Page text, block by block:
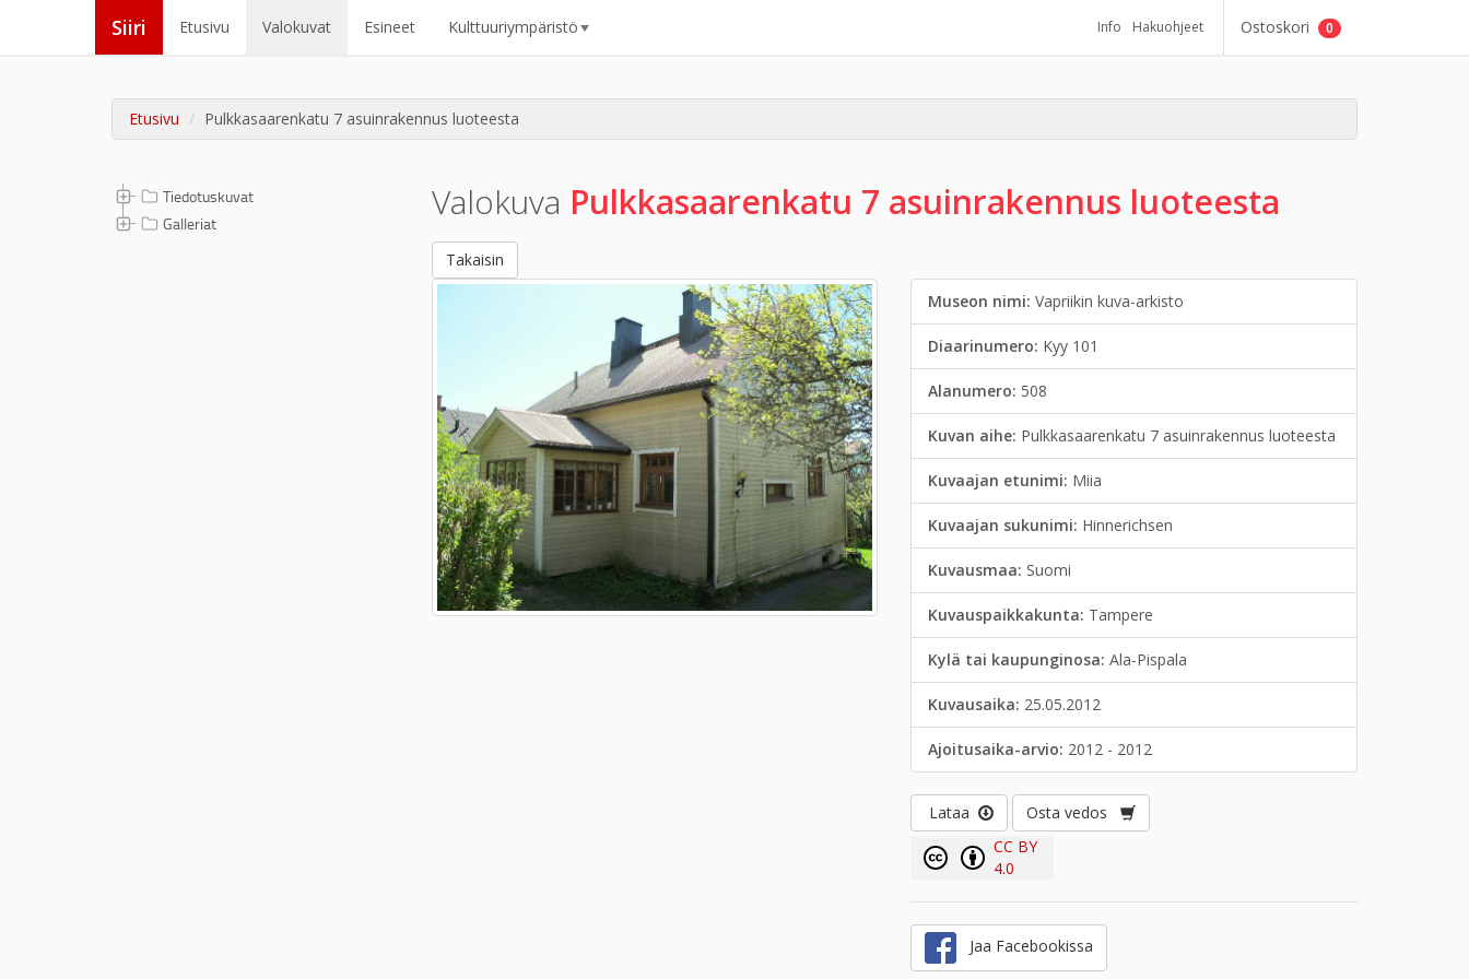
Siiri Etusivu Valokuvat Esineet Kulttuuriympäristö Info Hakuohjeet Ostoskori 0
Etusivu Pulkkasaarenkatu 7 asuinrakennus luoteesta
Tiedotuskuvat
Galleriat
Valokuva Pulkkasaarenkatu 7 asuinrakennus luoteesta
Takaisin
Museon nimi:Vapriikin kuva-arkisto
Diaarinumero: Kyy 101
Alanumero: 508
Kuvan aihe: Pulkkasaarenkatu 7 asuinrakennus luoteesta
Kuvaajan etunimi: Miia
Kuvaajan sukunimi: Hinnerichsen
Kuvausmaa: Suomi
Kuvauspaikkakunta: Tampere
Kylä tai kaupunginosa:Ala-Pispala
Kuvausaika: 25.05.2012
Ajoitusaika-arvio: 2012 - 2012
Lataa
Osta vedos
CC BY
4.0
Jaa Facebookissa